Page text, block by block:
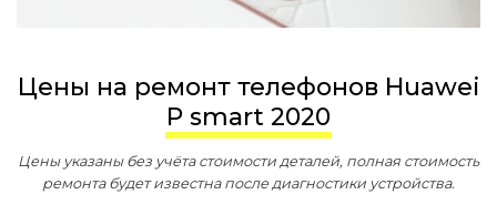
Цены на ремонт телефонов Huawei
P smart 2020
Цены указаны без учёта стоимости деталей, полная стоимость
ремонта будет известна после диагностики устройства.